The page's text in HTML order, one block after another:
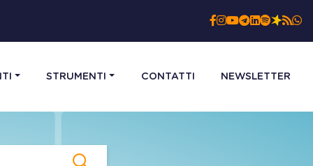
STRUMENTI CONTATTI NEWSLETTER